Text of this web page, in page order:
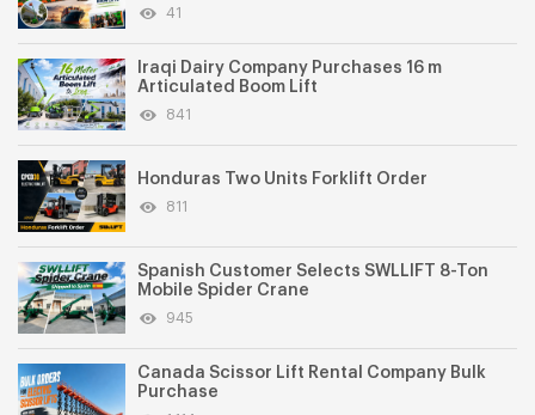
41
Iraqi Dairy Company Purchases 16 m
Articulated Boom Lift
841
Honduras Two Units Forklift Order
811
Spanish Customer Selects SWLLIFT 8-Ton
Mobile Spider Crane
945
Canada Scissor Lift Rental Company Bulk
Purchase